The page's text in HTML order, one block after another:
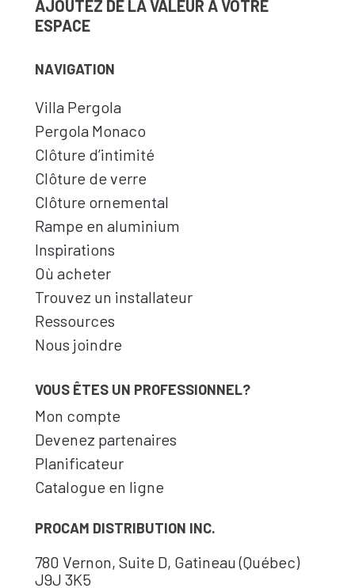
AJOUTEZ DE LA VALEUR À VOTRE
ESPACE
NAVIGATION
Villa Pergola
Pergola Monaco
Clôture d’intimité
Clôture de verre
Clôture ornemental
Rampe en aluminium
Inspirations
Où acheter
Trouvez un installateur
Ressources
Nous joindre
VOUS ÊTES UN PROFESSIONNEL?
Mon compte
Devenez partenaires
Planificateur
Catalogue en ligne
PROCAM DISTRIBUTION INC.
780 Vernon, Suite D, Gatineau (Québec)
J9J 3K5